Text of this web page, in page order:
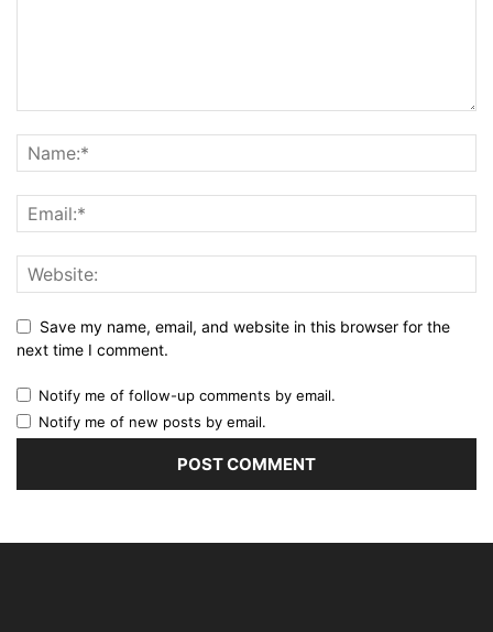
Save my name, email, and website in this browser for the
next time I comment.
Notify me of follow-up comments by email.
Notify me of new posts by email.